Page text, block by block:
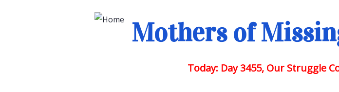
Mothers of
Today: Day 3455, Our Struggle